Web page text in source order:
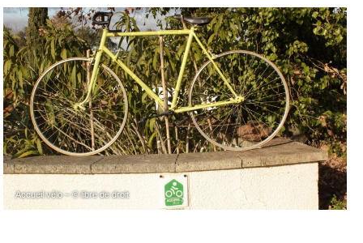
Accueil vélo – © libre de droit